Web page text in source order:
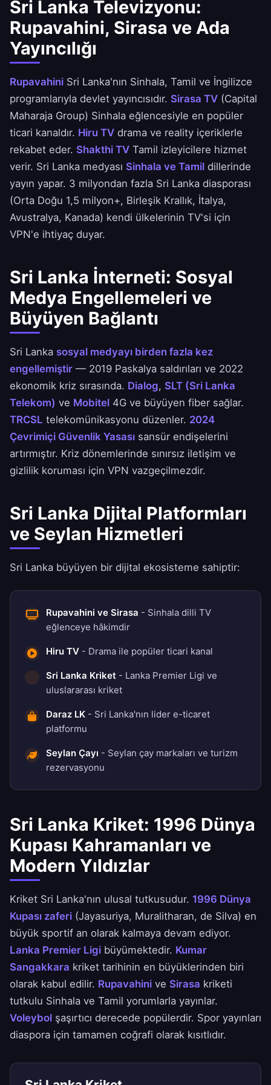
Sri Lanka Televizyonu:
Rupavahini, Sirasa ve Ada
Yayıncılığı
Rupavahini Sri Lanka'nın Sinhala, Tamil ve İngilizce
programlarıyla devlet yayıncısıdır. Sirasa TV (Capital
Maharaja Group) Sinhala eğlencesiyle en popüler
ticari kanaldır. Hiru TV drama ve reality içeriklerle
rekabet eder. Shakthi TV Tamil izleyicilere hizmet
verir. Sri Lanka medyası Sinhala ve Tamil dillerinde
yayın yapar. 3 milyondan fazla Sri Lanka diasporası
(Orta Doğu 1,5 milyon+, Birleşik Krallık, İtalya,
Avustralya, Kanada) kendi ülkelerinin TV'si için
VPN'e ihtiyaç duyar.
Sri Lanka İnterneti: Sosyal
Medya Engellemeleri ve
Büyüyen Bağlantı
Sri Lanka sosyal medyayı birden fazla kez
engellemiştir — 2019 Paskalya saldırıları ve 2022
ekonomik kriz sırasında. Dialog, SLT (Sri Lanka
Telekom) ve Mobitel 4G ve büyüyen fiber sağlar.
TRCSL telekomünikasyonu düzenler. 2024
Çevrimiçi Güvenlik Yasası sansür endişelerini
artırmıştır. Kriz dönemlerinde sınırsız iletişim ve
gizlilik koruması için VPN vazgeçilmezdir.
Sri Lanka Dijital Platformları
ve Seylan Hizmetleri
Sri Lanka büyüyen bir dijital ekosisteme sahiptir:
Rupavahini ve Sirasa - Sinhala dilli TV
eğlenceye hâkimdir
Hiru TV - Drama ile popüler ticari kanal
Sri Lanka Kriket - Lanka Premier Ligi ve
uluslararası kriket
Daraz LK - Sri Lanka'nın lider e-ticaret
platformu
Seylan Çayı - Seylan çay markaları ve turizm
rezervasyonu
Sri Lanka Kriket: 1996 Dünya
Kupası Kahramanları ve
Modern Yıldızlar
Kriket Sri Lanka'nın ulusal tutkusudur. 1996 Dünya
Kupası zaferi (Jayasuriya, Muralitharan, de Silva) en
büyük sportif an olarak kalmaya devam ediyor.
Lanka Premier Ligi büyümektedir. Kumar
Sangakkara kriket tarihinin en büyüklerinden biri
olarak kabul edilir. Rupavahini ve Sirasa kriketi
tutkulu Sinhala ve Tamil yorumlarla yayınlar.
Voleybol şaşırtıcı derecede popülerdir. Spor yayınları
diaspora için tamamen coğrafi olarak kısıtlıdır.